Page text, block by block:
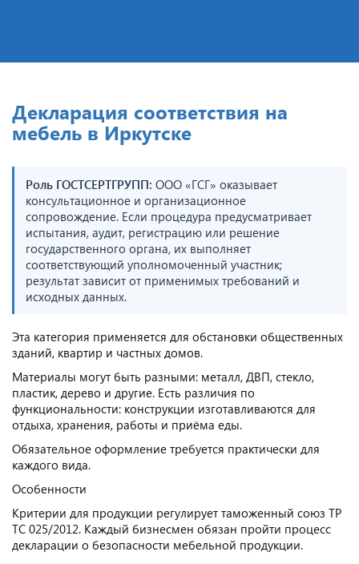
Декларация соответствия на
мебель в Иркутске
Роль ГОСТСЕРТГРУПП: ООО «ГСГ» оказывает
консультационное и организационное
сопровождение. Если процедура предусматривает
испытания, аудит, регистрацию или решение
государственного органа, их выполняет
соответствующий уполномоченный участник;
результат зависит от применимых требований и
исходных данных.
Эта категория применяется для обстановки общественных
зданий, квартир и частных домов.
Материалы могут быть разными: металл, ДВП, стекло,
пластик, дерево и другие. Есть различия по
функциональности: конструкции изготавливаются для
отдыха, хранения, работы и приёма еды.
Обязательное оформление требуется практически для
каждого вида.
Особенности
Критерии для продукции регулирует таможенный союз ТР
ТС 025/2012. Каждый бизнесмен обязан пройти процесс
декларации о безопасности мебельной продукции.